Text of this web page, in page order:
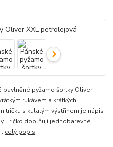
bavlněné pyžamo šortky Oliver.
rukávem a krátkých
tričku s kulatým výstřihem je nápis
Tričko doplňují jednobarevné
celý popis